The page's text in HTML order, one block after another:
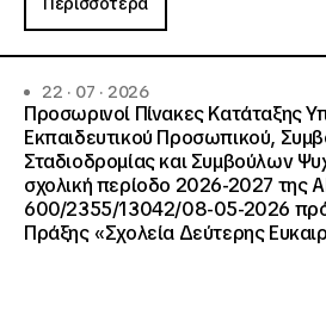
22 · 07 · 2026
Προσωρινοί Πίνακες Κατάταξης
Εκπαιδευτικού Προσωπικού,
Σταδιοδρομίας και Συμβούλων
σχολική περίοδο 2026-2027 της
600/2355/13042/08-05-2026
Πράξης «Σχολεία Δεύτερης